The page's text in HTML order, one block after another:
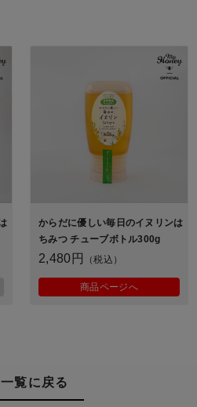
からだに優しい毎日のイヌリンは
ちみつ チューブボトル300g
2,480円 （税込）
商品ページへ
覧に戻る